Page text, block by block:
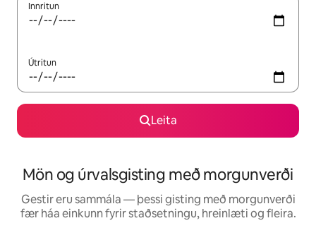
Innritun
Útritun
Leita
Mön og úrvalsgisting með morgunverði
Gestir eru sammála — þessi gisting með morgunverði
fær háa einkunn fyrir staðsetningu, hreinlæti og fleira.